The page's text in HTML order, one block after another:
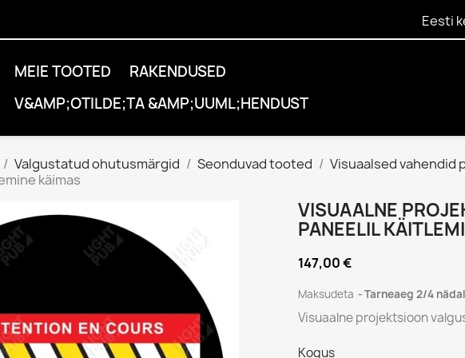
Eesti
MEIE TOOTED
RAKENDUSED
V&AMP;OTILDE;TA &AMP;UUML;HENDUST
Valgustatud ohutusmärgid Seonduvad tooted Visuaalsed vahendid
käimas
VISUAALNE
PANEELIL
147,00 €
Maksudeta Tarneaeg 2/4
Visuaalne projektsioon
Kogus